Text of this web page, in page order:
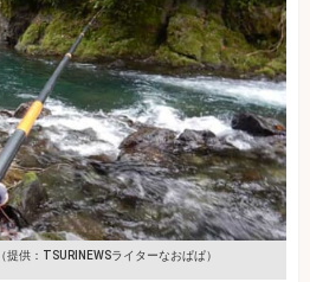
（提供：TSURINEWSライターなおぱぱ）